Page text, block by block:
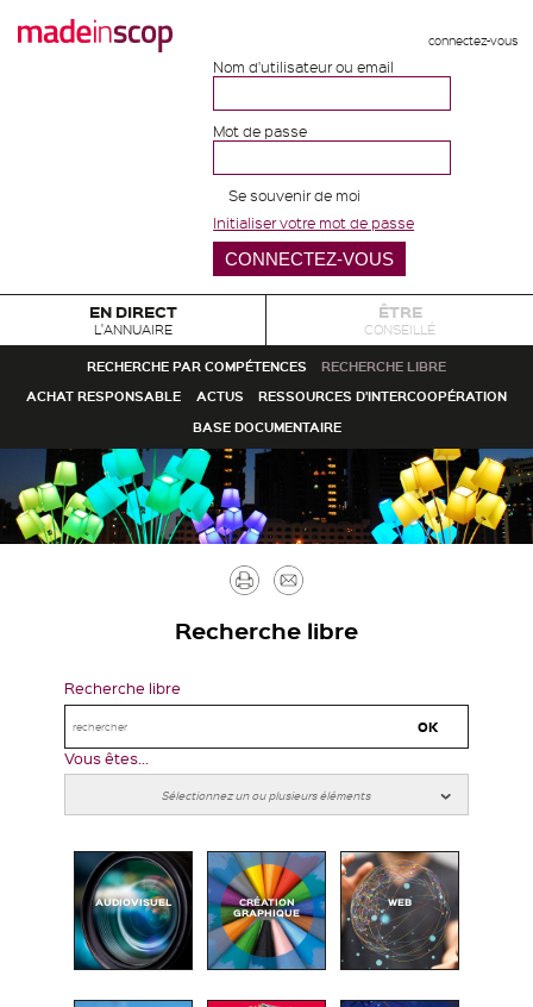
connectez-vous
Nom d'utilisateur ou email
Mot de passe
Se souvenir de moi
Initialiser votre mot de passe
EN DIRECT
L'ANNUAIRE
ÊTRE
CONSEILLÉ
RECHERCHE PAR COMPÉTENCES
RECHERCHE LIBRE
ACHAT RESPONSABLE
ACTUS
RESSOURCES D'INTERCOOPÉRATION
BASE DOCUMENTAIRE
Imprimer
Recherche libre
Recherche libre
Vous êtes...
AUDIOVISUEL CRÉATION
GRAPHIQUE
WEB